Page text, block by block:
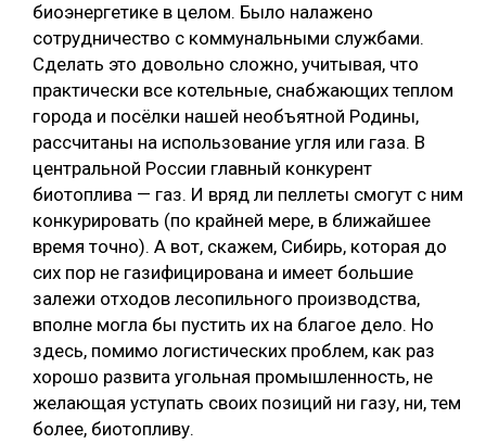
биоэнергетике в целом. Было налажено
сотрудничество с коммунальными службами.
Сделать это довольно сложно, учитывая, что
практически все котельные, снабжающих теплом
города и посёлки нашей необъятной Родины,
рассчитаны на использование угля или газа. В
центральной России главный конкурент
биотоплива — газ. И вряд ли пеллеты смогут с ним
конкурировать (по крайней мере, в ближайшее
время точно). А вот, скажем, Сибирь, которая до
сих пор не газифицирована и имеет большие
залежи отходов лесопильного производства,
вполне могла бы пустить их на благое дело. Но
здесь, помимо логистических проблем, как раз
хорошо развита угольная промышленность, не
желающая уступать своих позиций ни газу, ни, тем
более, биотопливу.